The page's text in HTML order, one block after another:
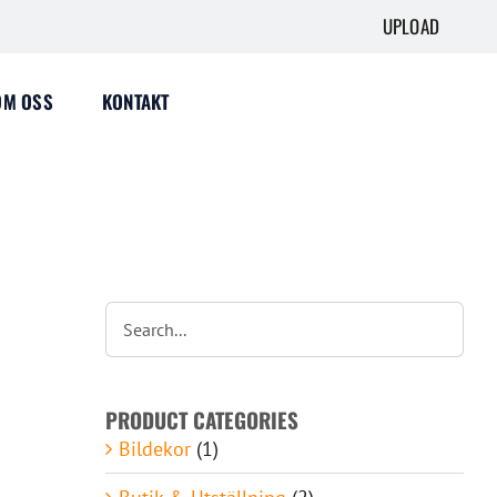
UPLOAD
OSS KONTAKT
PRODUCT CATEGORIES
Bildekor (1)